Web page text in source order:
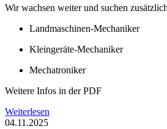
Wir wachsen weiter und suchen
Landmaschinen-Mechaniker
Kleingeräte-Mechaniker
Mechatroniker
Weitere Infos in der PDF
Weiterlesen
04.11.2025